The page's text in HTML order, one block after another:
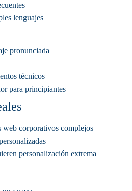
lenguajes
pronunciada
técnicos
para principiantes
web corporativos complejos
personalización extrema